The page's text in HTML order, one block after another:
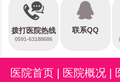
拨打医院热线
0591-63188686
联系QQ
医院首页 医院概况